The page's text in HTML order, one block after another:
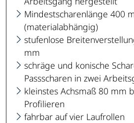
Mindestscharenlänge 400
(materialabhängig)
stufenlose
mm
schräge und konische
Passscharen in zwei
kleinstes Achsmaß 80 mm
Profilieren
fahrbar auf vier Laufrollen